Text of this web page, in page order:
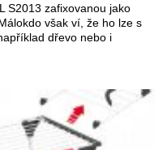
S2013 zafixovanou jako
však ví, že ho lze s
dřevo nebo i